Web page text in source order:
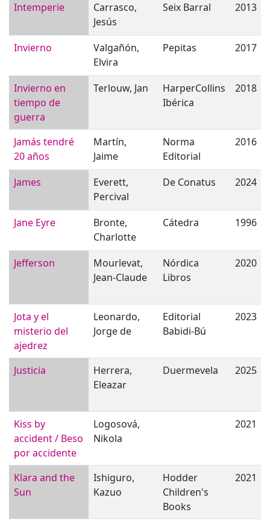
Intemperie
Carrasco,
Jesús
Seix Barral 2013
Invierno
Valgañón,
Elvira
Pepitas 2017
Invierno en
tiempo de
guerra
Terlouw, Jan
HarperCollins
Ibérica
2018
Jamás tendré
20 años
Martín,
Jaime
Norma
Editorial
2016
James
Everett,
Percival
De Conatus 2024
Jane Eyre
Bronte,
Charlotte
Cátedra 1996
Jefferson
Mourlevat,
Jean-Claude
Nórdica
Libros
2020
Jota y el
misterio del
ajedrez
Leonardo,
Jorge de
Editorial
Babidi-Bú
2023
Justicia
Herrera,
Eleazar
Duermevela 2025
Kiss by
accident / Beso
por accidente
Logosová,
Nikola
2021
Klara and the
Sun
Ishiguro,
Kazuo
Hodder
Children's
Books
2021